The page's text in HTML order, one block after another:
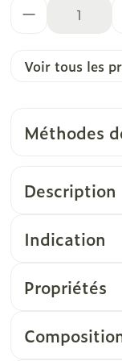
Voir tous les
Méthodes
Description
Indication
Propriétés